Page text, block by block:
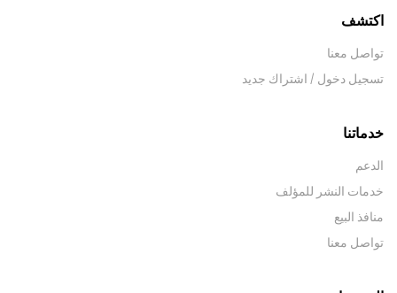
اكتشف
تواصل معنا
تسجيل دخول / اشتراك جديد
خدماتنا
الدعم
خدمات النشر للمؤلف
منافذ البيع
تواصل معنا